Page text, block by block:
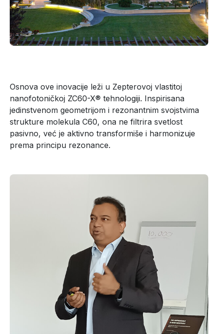
Osnova ove inovacije leži u Zepterovoj vlastitoj
nanofotoničkoj ZC60-X® tehnologiji. Inspirisana
jedinstvenom geometrijom i rezonantnim svojstvima
strukture molekula C60, ona ne filtrira svetlost
pasivno, već je aktivno transformiše i harmonizuje
prema principu rezonance.